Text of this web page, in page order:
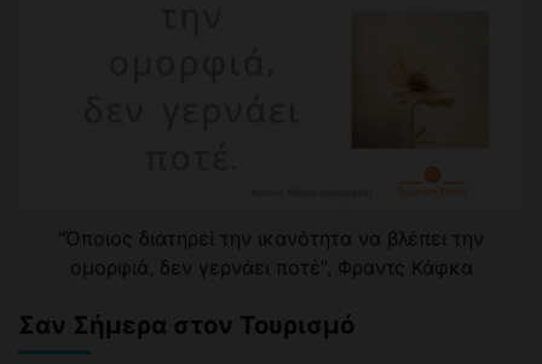
"Όποιος διατηρεί την ικανότητα να βλέπει την
ομορφιά, δεν γερνάει ποτέ", Φραντς Κάφκα
Σαν Σήμερα στον Τουρισμό